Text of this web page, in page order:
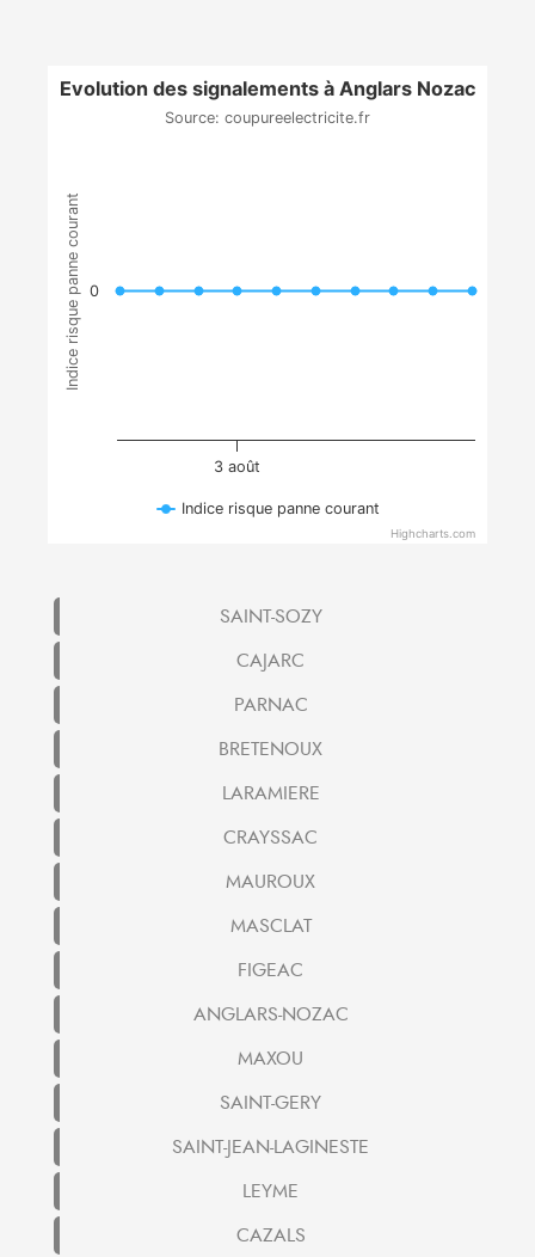
Indice risque panne courant
Evolution des signalements à Anglars Nozac
Source: coupureelectricite.fr
3 août
0
Indice risque panne courant
Highcharts.com
SAINT-SOZY
CAJARC
PARNAC
BRETENOUX
LARAMIERE
CRAYSSAC
MAUROUX
MASCLAT
FIGEAC
ANGLARS-NOZAC
MAXOU
SAINT-GERY
SAINT-JEAN-LAGINESTE
LEYME
CAZALS